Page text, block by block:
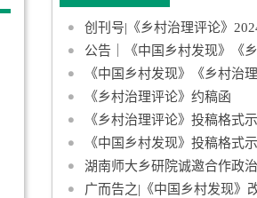
创刊号|《乡村治理评论》
《乡村治理评论》约稿函
湖南师大乡研院诚邀合作政
广而告之|《中国乡村发现》